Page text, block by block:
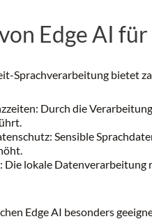
Edge AI
Sprachverarbeitung bietet
Durch die
Sensible
Die lokale
Edge AI besonders